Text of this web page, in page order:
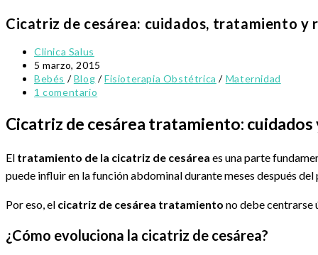
web
Cicatriz de cesárea: cuidados, tratamiento y
Autor
de
la
entrada:
Clinica Salus
Publicación
de
la
5 marzo, 2015
Categoría
de
entrada:
Bebés / Blog / Fisioterapia Obstétrica / Maternidad
Comentarios
la
entrada:
1 comentario
Cicatriz de cesárea tratamiento:
El tratamiento de la cicatriz de cesárea es una parte
puede influir en la función abdominal durante meses después del
Por eso, el cicatriz de cesárea tratamiento no debe centrarse
¿Cómo evoluciona la cicatriz de cesárea?